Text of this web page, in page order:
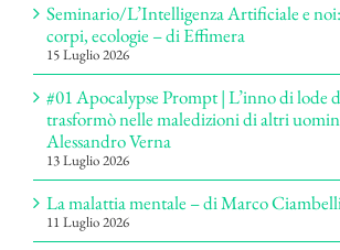
Seminario/L’Intelligenza Artificiale e
corpi, ecologie – di Effimera
15 Luglio 2026
#01 Apocalypse Prompt | L’inno di lode
trasformò nelle maledizioni di altri
Alessandro Verna
13 Luglio 2026
La malattia mentale – di Marco
11 Luglio 2026